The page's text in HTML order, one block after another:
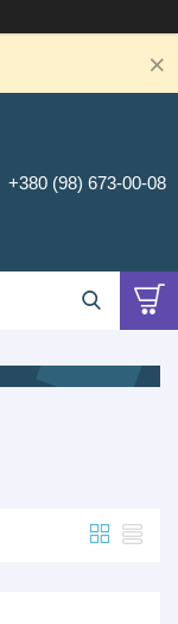
+380 (98) 673-00-08